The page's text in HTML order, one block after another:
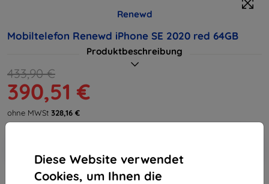
Diese Website verwendet
Cookies, um Ihnen die
Renewd
Mobiltelefon Renewd iPhone SE 2020 red 64GB
Produktbeschreibung
433,90 €
390,51 €
ohne MWSt 328,16 €